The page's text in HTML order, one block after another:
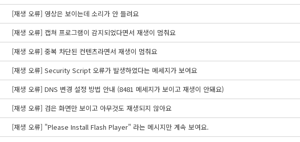
[재생 오류] 영상은 보이는데 소리가 안 들려요
[재생 오류] 캡쳐 프로그램이 감지되었다면서 재생이 멈춰요
[재생 오류] 중복 차단된 컨텐츠라면서 재생이 멈춰요
[재생 오류] Security Script 오류가 발생하였다는 메세지가 보여요
[재생 오류] DNS 변경 설정 방법 안내 (8481 메세지가 보이고 재생이 안돼요)
[재생 오류] 검은 화면만 보이고 아무것도 재생되지 않아요
[재생 오류] "Please Install Flash Player" 라는 메시지만 계속 보여요.